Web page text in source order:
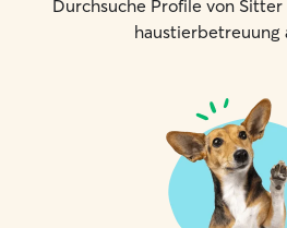
Durchsuche Profile von
haustierbetreuung